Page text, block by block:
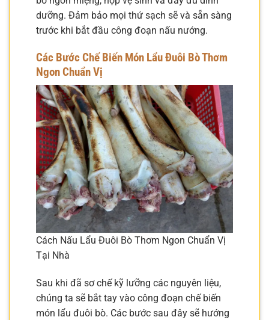
dưỡng. Đảm bảo mọi thứ sạch sẽ và sẵn sàng
trước khi bắt đầu công đoạn nấu nướng.
Các Bước Chế Biến Món Lẩu Đuôi Bò Thơm
Ngon Chuẩn Vị
Cách Nấu Lẩu Đuôi Bò Thơm Ngon Chuẩn Vị
Tại Nhà
Sau khi đã sơ chế kỹ lưỡng các nguyên liệu,
chúng ta sẽ bắt tay vào công đoạn chế biến
món lẩu đuôi bò. Các bước sau đây sẽ hướng